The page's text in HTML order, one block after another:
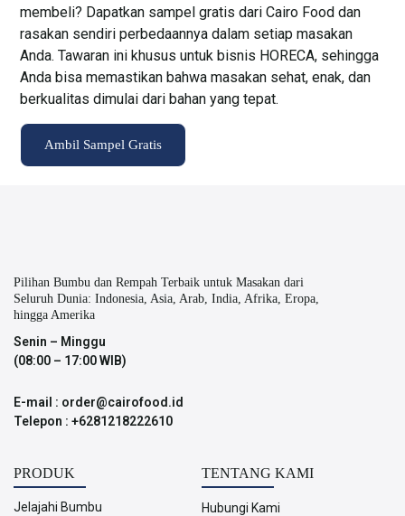
membeli? Dapatkan sampel gratis dari Cairo Food dan
rasakan sendiri perbedaannya dalam setiap masakan
Anda. Tawaran ini khusus untuk bisnis HORECA, sehingga
Anda bisa memastikan bahwa masakan sehat, enak, dan
berkualitas dimulai dari bahan yang tepat.
Ambil Sampel Gratis
Pilihan Bumbu dan Rempah Terbaik untuk Masakan dari
Seluruh Dunia: Indonesia, Asia, Arab, India, Afrika, Eropa,
hingga Amerika
Senin – Minggu
(08:00 – 17:00 WIB)
E-mail : order@cairofood.id
Telepon : +6281218222610
PRODUK
Jelajahi Bumbu
TENTANG KAMI
Hubungi Kami